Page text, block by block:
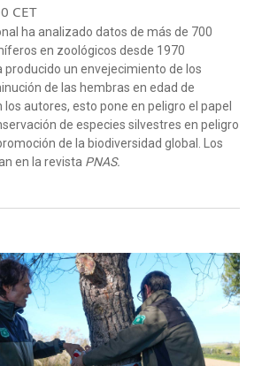
CET
ha analizado datos de más de 700
en zoológicos desde 1970
producido un envejecimiento de los
de las hembras en edad de
autores, esto pone en peligro el papel
de especies silvestres en peligro
de la biodiversidad global. Los
en la revista PNAS.